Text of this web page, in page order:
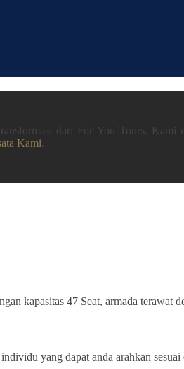
dari For You Tours. Kami
Kami
kapasitas 47 Seat, armada terawat
yang dapat anda arahkan